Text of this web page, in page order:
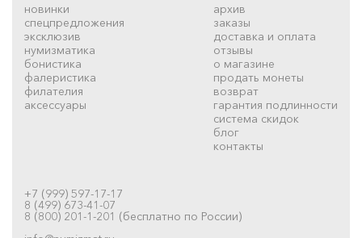
новинки
спецпредложения
эксклюзив
нумизматика
бонистика
фалеристика
филателия
аксессуары
архив
заказы
доставка и оплата
отзывы
о магазине
продать монеты
возврат
гарантия подлинности
система скидок
блог
контакты
+7 (999) 597-17-17
8 (499) 673-41-07
8 (800) 201-1-201 (бесплатно по России)